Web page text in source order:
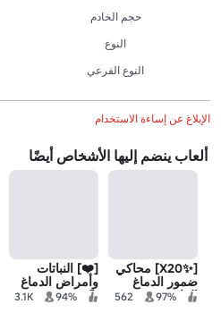
حجم الخادم
النوع
النوع الفرعي
الإبلاغ عن إساءة الاستخدام
ألعاب ينضم إليها الأشخاص أيضًا
[✨X20] محاكي
ضمور الدماغ
النباتي97%
562
[❤️] النباتات
وأمراض الدماغ
🌻
94%
3.1K